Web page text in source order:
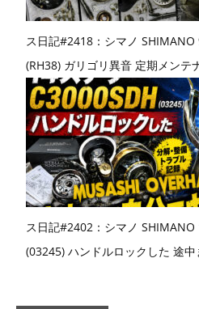
ス日記#2418：シマノ
(RH38) ガリゴリ異音 定期メンテ
ス日記#2402：シマノ SHIMANO
(03245) ハンドルロックした 途